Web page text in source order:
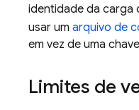
identidade da carga
usar um arquivo de
em vez de uma
Limites de